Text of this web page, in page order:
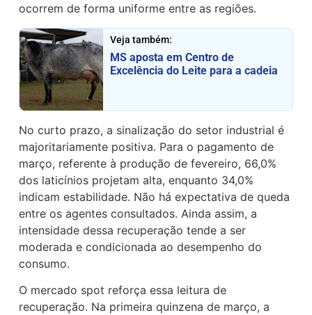
ocorrem de forma uniforme entre as regiões.
Veja também:
MS aposta em Centro de
Excelência do Leite para a cadeia
No curto prazo, a sinalização do setor industrial é
majoritariamente positiva. Para o pagamento de
março, referente à produção de fevereiro, 66,0%
dos laticínios projetam alta, enquanto 34,0%
indicam estabilidade. Não há expectativa de queda
entre os agentes consultados. Ainda assim, a
intensidade dessa recuperação tende a ser
moderada e condicionada ao desempenho do
consumo.
O mercado spot reforça essa leitura de
recuperação. Na primeira quinzena de março, a